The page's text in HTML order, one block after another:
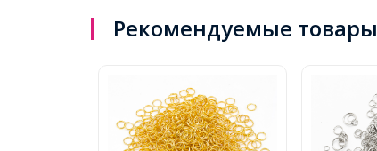
Рекомендуемые товары